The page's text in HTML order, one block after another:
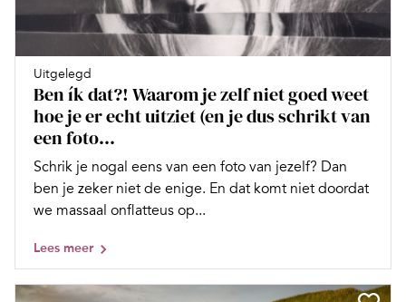
Uitgelegd
Ben ík dat?! Waarom je zelf niet goed weet
hoe je er echt uitziet (en je dus schrikt van
een foto...
Schrik je nogal eens van een foto van jezelf? Dan
ben je zeker niet de enige. En dat komt niet doordat
we massaal onflatteus op...
Lees meer